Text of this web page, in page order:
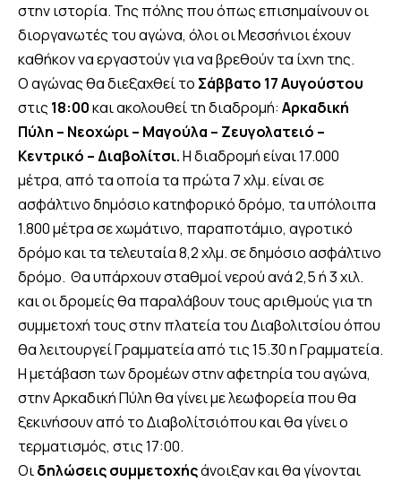
στην ιστορία. Της πόλης που όπως επισημαίνουν οι
διοργανωτές του αγώνα, όλοι οι Μεσσήνιοι έχουν
καθήκον να εργαστούν για να βρεθούν τα ίχνη της.
Ο αγώνας θα διεξαχθεί το Σάββατο 17 Αυγούστου
στις 18:00και ακολουθεί τη διαδρομή: Αρκαδική
Πύλη – Νεοχώρι – Μαγούλα – Ζευγολατειό –
Κεντρικό – Διαβολίτσι.Η διαδρομή είναι 17.000
μέτρα, από τα οποία τα πρώτα 7 χλμ. είναι σε
ασφάλτινο δημόσιο κατηφορικό δρόμο, τα υπόλοιπα
1.800 μέτρα σε χωμάτινο, παραποτάμιο, αγροτικό
δρόμο και τα τελευταία 8,2 χλμ. σε δημόσιο ασφάλτινο
δρόμο. Θα υπάρχουν σταθμοί νερού ανά 2,5 ή 3 χιλ.
και οι δρομείς θα παραλάβουν τους αριθμούς για τη
συμμετοχή τους στην πλατεία του Διαβολιτσίου όπου
θα λειτουργεί Γραμματεία από τις 15.30 η Γραμματεία.
Η μετάβαση των δρομέων στην αφετηρία του αγώνα,
στην Αρκαδική Πύλη θα γίνει με λεωφορεία που θα
ξεκινήσουν από το Διαβολίτσιόπου και θα γίνει ο
τερματισμός, στις 17:00.
Οιδηλώσεις συμμετοχήςάνοιξαν και θα γίνονται